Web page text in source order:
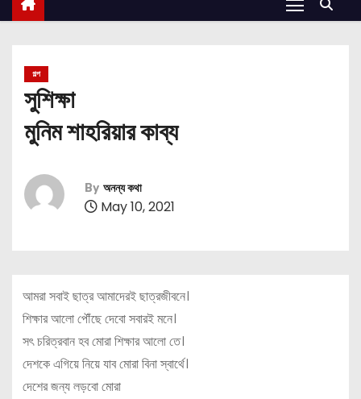
গল্প
সুশিক্ষা
মুনিম শাহরিয়ার কাব্য
By অনন্য কথা
May 10, 2021
আমরা সবাই ছাত্র আমাদেরই ছাত্রজীবনে।
শিক্ষার আলো পৌঁছে দেবো সবারই মনে।
সৎ চরিত্রবান হব মোরা শিক্ষার আলো তে।
দেশকে এগিয়ে নিয়ে যাব মোরা বিনা স্বার্থে।
দেশের জন্য লড়বো মোরা